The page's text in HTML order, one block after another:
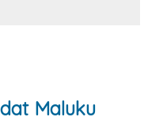
Maluku